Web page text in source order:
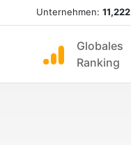
Unternehmen: 11,222
Globales
Ranking